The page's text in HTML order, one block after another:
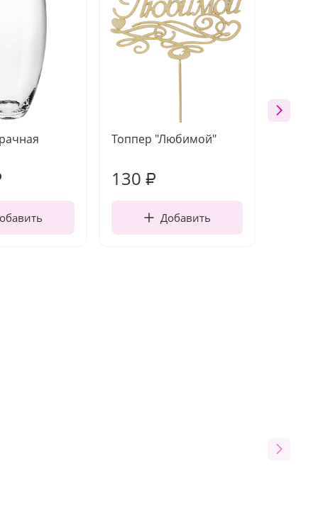
Топпер "Любимой"
130 ₽
Добавить